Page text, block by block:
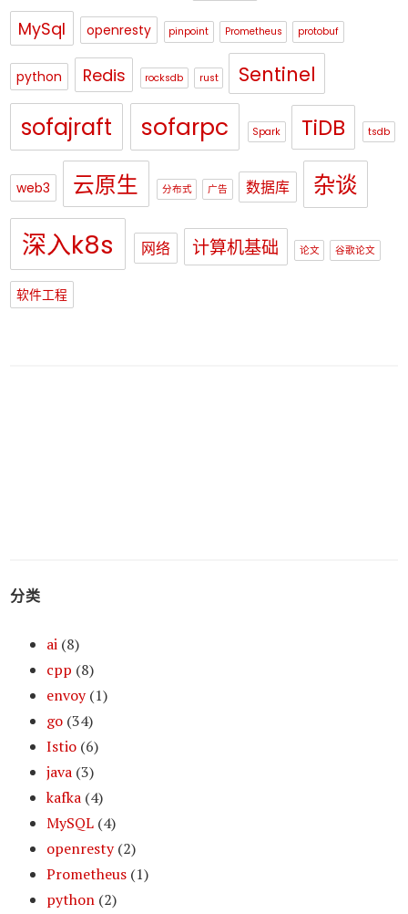
MySql openresty pinpoint Prometheus protobuf
python Redis rocksdb rust Sentinel
sofajraft sofarpc Spark TiDB tsdb
web3 云原生 分布式 广告 数据库 杂谈
深入k8s 网络 计算机基础 论文 谷歌论文
软件工程
分类
ai (8)
cpp (8)
envoy(1)
go (34)
Istio (6)
java (3)
kafka (4)
MySQL (4)
openresty(2)
Prometheus (1)
python (2)